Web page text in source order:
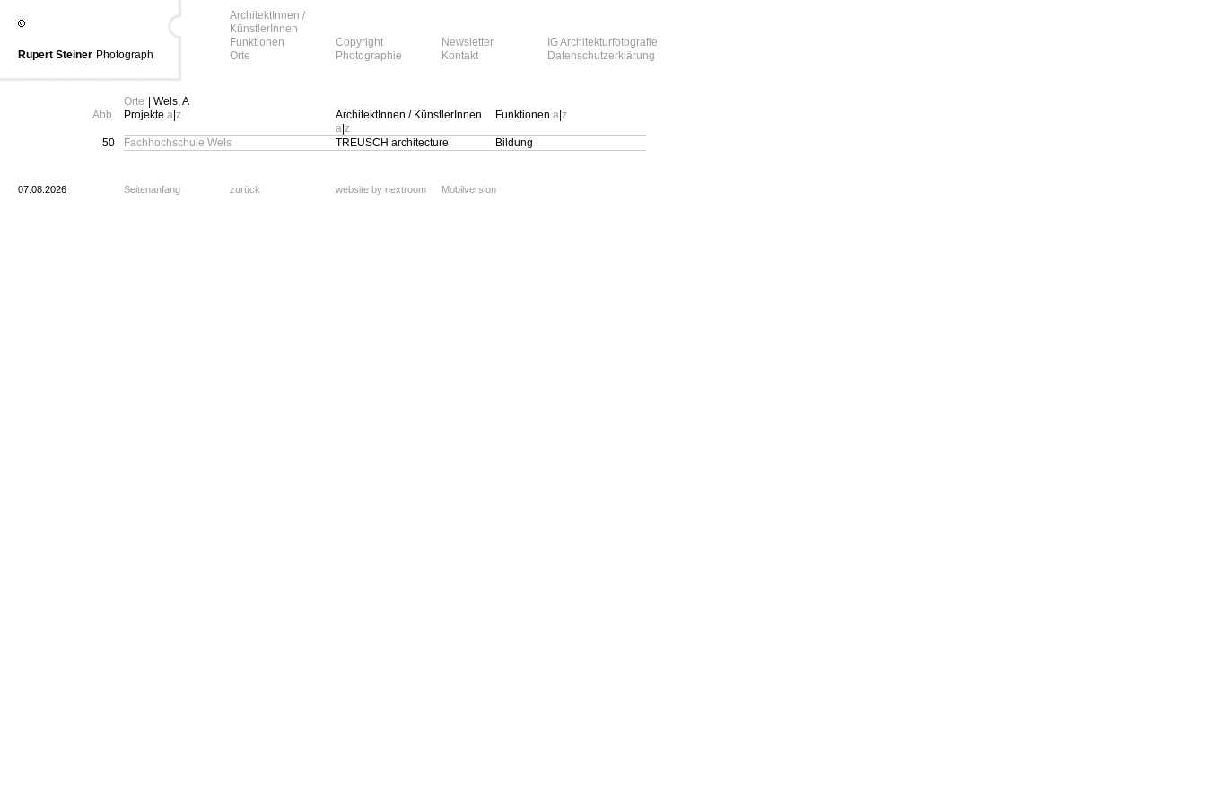
Rupert Steiner Photograph
ArchitektInnen /
KünstlerInnen
Funktionen
Orte
Copyright
Photographie
Newsletter
Kontakt
IG Architekturfotografie
Datenschutzerklärung
Orte
| Wels, A
Abb.
Projekte a z
ArchitektInnen / KünstlerInnen
a z
Funktionen a z
50 Fachhochschule Wels TREUSCH architecture Bildung
07.08.2026 Seitenanfang zurück website by nextroom Mobilversion